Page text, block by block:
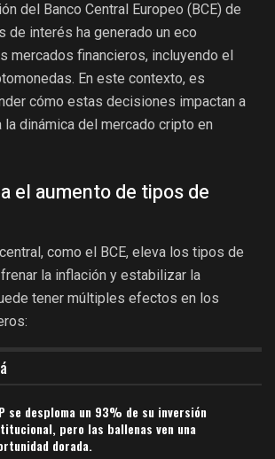
del Banco Central Europeo (BCE) de
de interés ha generado un eco
mercados financieros, incluyendo el
En este contexto, es
cómo estas decisiones impactan a
dinámica del mercado cripto en
el aumento de tipos de
como el BCE, eleva los tipos de
la inflación y estabilizar la
tener múltiples efectos en los
se desploma un 93% de su inversión
pero las ballenas ven una
dorada.